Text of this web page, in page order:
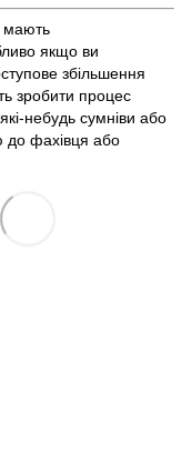
мають
якщо ви
збільшення
зробити процес
небудь сумніви або
до фахівця або